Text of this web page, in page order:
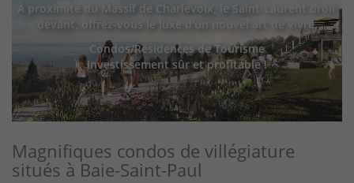
À proximité du Massif de Charlevoix, le Saint-Laurent droit
devant,
offrez-vous le luxe d'un nouvel art de vivre.
Condos/Résidences de Tourisme
Investissement sûr et profitable !
Magnifiques condos de villégiature
situés à Baie-Saint-Paul